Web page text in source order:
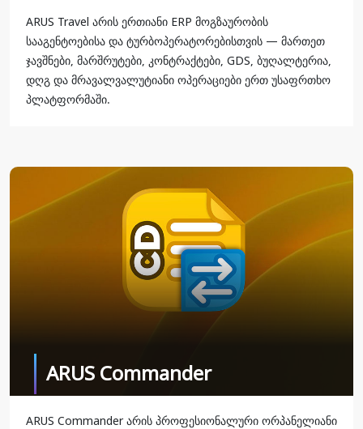
ARUS Travel არის ერთიანი ERP მოგზაურობის
სააგენტოებისა და ტურბოპერატორებისთვის — მართეთ
ჯავშნები, მარშრუტები, კონტრაქტები, GDS, ბუღალტერია,
დღგ და მრავალვალუტიანი ოპერაციები ერთ უსაფრთხო
პლატფორმაში.
ARUS Commander
ARUS Commander არის პროფესიონალური ორპანელიანი